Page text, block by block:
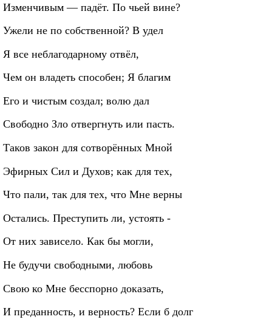
Изменчивым — падёт. По чьей вине?
Ужели не по собственной? В удел
Я все неблагодарному отвёл,
Чем он владеть способен; Я благим
Его и чистым создал; волю дал
Свободно Зло отвергнуть или пасть.
Таков закон для сотворённых Мной
Эфирных Сил и Духов; как для тех,
Что пали, так для тех, что Мне верны
Остались. Преступить ли, устоять -
От них зависело. Как бы могли,
Не будучи свободными, любовь
Свою ко Мне бесспорно доказать,
И преданность, и верность? Если б долг